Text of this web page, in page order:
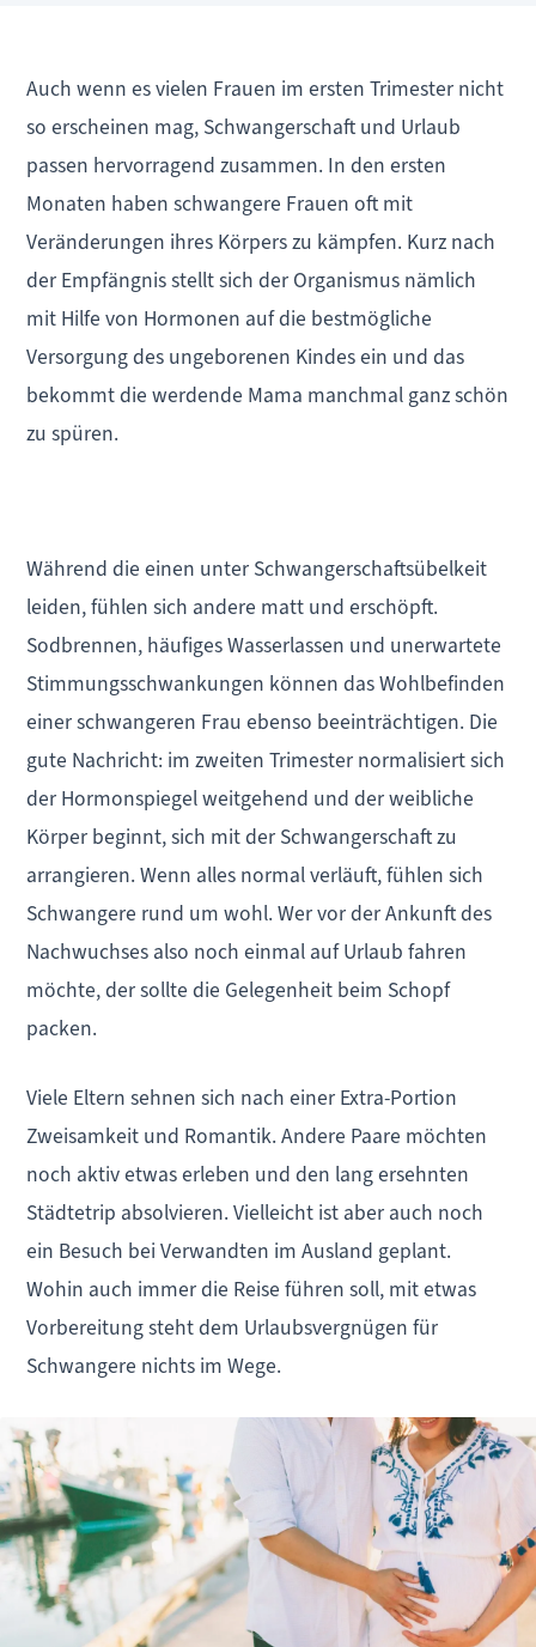
Auch wenn es vielen Frauen im ersten Trimester nicht
so erscheinen mag, Schwangerschaft und Urlaub
passen hervorragend zusammen. In den ersten
Monaten haben schwangere Frauen oft mit
Veränderungen ihres Körpers zu kämpfen. Kurz nach
der Empfängnis stellt sich der Organismus nämlich
mit Hilfe von Hormonen auf die bestmögliche
Versorgung des ungeborenen Kindes ein und das
bekommt die werdende Mama manchmal ganz schön
zu spüren.
Während die einen unter Schwangerschaftsübelkeit
leiden, fühlen sich andere matt und erschöpft.
Sodbrennen, häufiges Wasserlassen und unerwartete
Stimmungsschwankungen können das Wohlbefinden
einer schwangeren Frau ebenso beeinträchtigen. Die
gute Nachricht: im zweiten Trimester normalisiert sich
der Hormonspiegel weitgehend und der weibliche
Körper beginnt, sich mit der Schwangerschaft zu
arrangieren. Wenn alles normal verläuft, fühlen sich
Schwangere rund um wohl. Wer vor der Ankunft des
Nachwuchses also noch einmal auf Urlaub fahren
möchte, der sollte die Gelegenheit beim Schopf
packen.
Viele Eltern sehnen sich nach einer Extra-Portion
Zweisamkeit und Romantik. Andere Paare möchten
noch aktiv etwas erleben und den lang ersehnten
Städtetrip absolvieren. Vielleicht ist aber auch noch
ein Besuch bei Verwandten im Ausland geplant.
Wohin auch immer die Reise führen soll, mit etwas
Vorbereitung steht dem Urlaubsvergnügen für
Schwangere nichts im Wege.